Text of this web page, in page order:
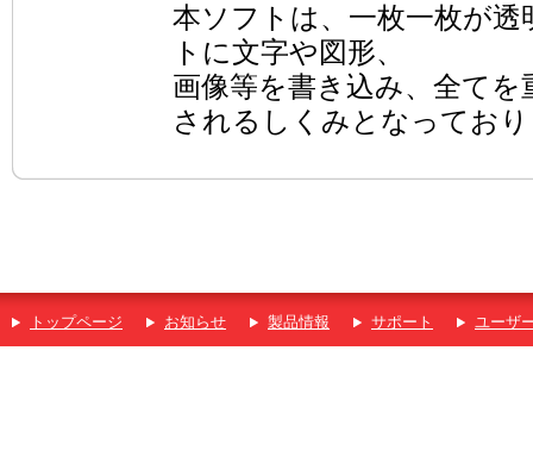
本ソフトは、一枚一枚が
トに文字や図形、
画像等を書き込み、全て
されるしくみとなってお
トップページ お知らせ 製品情報 サポート ユーザ